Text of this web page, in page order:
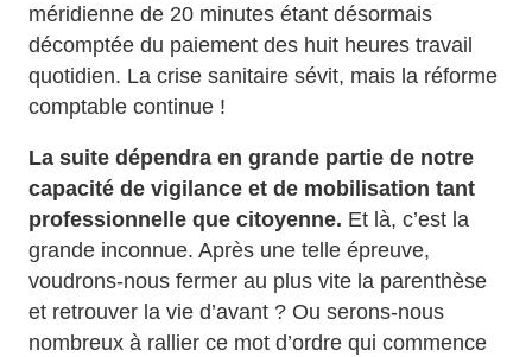
méridienne de 20 minutes étant désormais
décomptée du paiement des huit heures travail
quotidien. La crise sanitaire sévit, mais la réforme
comptable continue !
La suite dépendra en grande partie de notre
capacité de vigilance et de mobilisation tant
professionnelle que citoyenne. Et là, c’est la
grande inconnue. Après une telle épreuve,
voudrons-nous fermer au plus vite la parenthèse
et retrouver la vie d’avant ? Ou serons-nous
nombreux à rallier ce mot d’ordre qui commence